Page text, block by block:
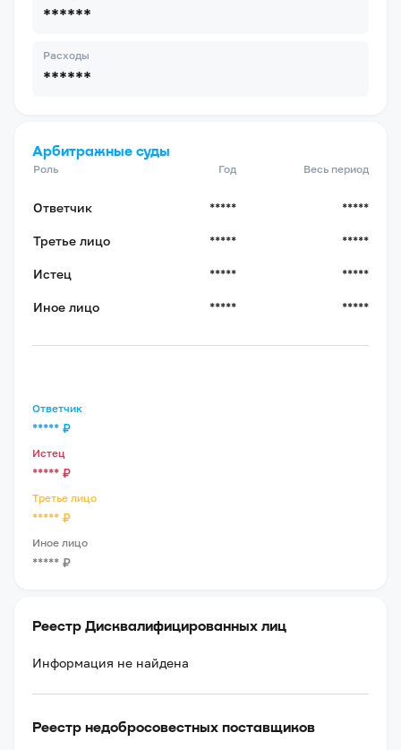
******
Расходы
******
Арбитражные суды
Роль Год Весь период
Ответчик ***** *****
Третье лицо ***** *****
Истец ***** *****
Иное лицо ***** *****
Ответчик
***** ₽
Истец
***** ₽
Третье лицо
***** ₽
Иное лицо
***** ₽
Реестр Дисквалифицированных лиц
Информация не найдена
Реестр недобросовестных поставщиков